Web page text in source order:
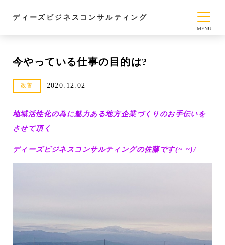
ディーズビジネスコンサルティング
今やっている仕事の目的は?
改善 2020.12.02
地域活性化の為に魅力ある地方企業づくりのお手伝いを
させて頂く
ディーズビジネスコンサルティングの佐藤です(~ ~)/